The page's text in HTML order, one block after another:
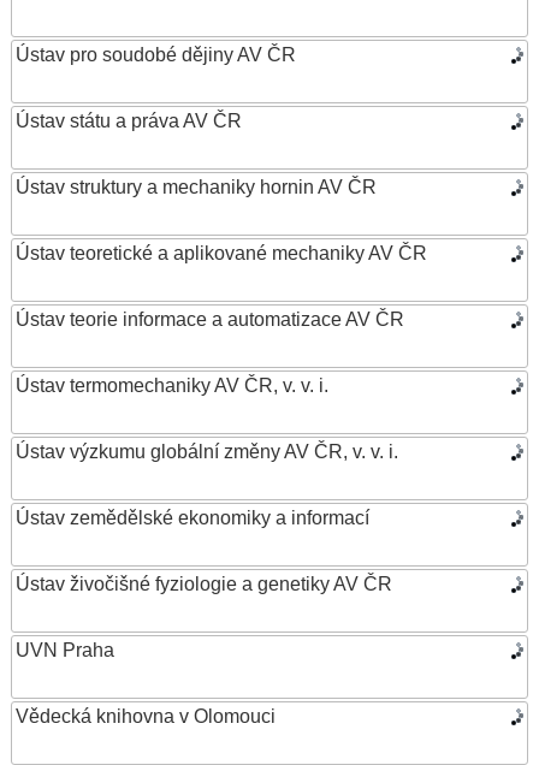
Ústav pro soudobé dějiny AV ČR
Ústav státu a práva AV ČR
Ústav struktury a mechaniky hornin AV ČR
Ústav teoretické a aplikované mechaniky AV ČR
Ústav teorie informace a automatizace AV ČR
Ústav termomechaniky AV ČR, v. v. i.
Ústav výzkumu globální změny AV ČR, v. v. i.
Ústav zemědělské ekonomiky a informací
Ústav živočišné fyziologie a genetiky AV ČR
UVN Praha
Vědecká knihovna v Olomouci